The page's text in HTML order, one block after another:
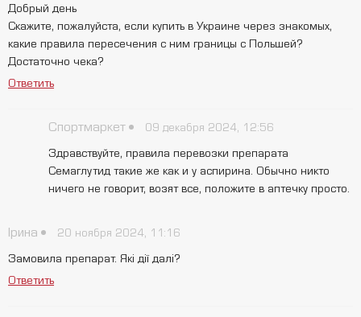
Добрый день
Скажите, пожалуйста, если купить в Украине через знакомых,
какие правила пересечения с ним границы с Польшей?
Достаточно чека?
Ответить
Спортмаркет 09 декабря 2024, 12:56
Здравствуйте, правила перевозки препарата
Семаглутид такие же как и у аспирина. Обычно никто
ничего не говорит, возят все, положите в аптечку просто.
Ірина 20 ноября 2024, 11:16
Замовила препарат. Які дії далі?
Ответить